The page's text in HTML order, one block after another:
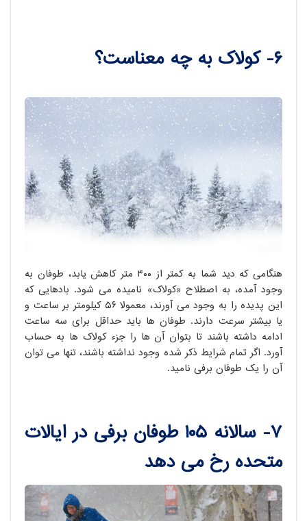
۶- کولاک به چه معناست؟
هنگامی که دید شما به کمتر از ۴۰۰ متر کاهش یابد، طوفان به
وجود آمده، به اصطلاح «کولاک» نامیده می شود. بادهایی که
این پدیده را به وجود می آورند، معمولا ۵۶ کیلومتر بر ساعت و
یا بیشتر سرعت دارند. طوفان ها باید حداقل برای سه ساعت
ادامه داشته باشند تا بتوان آن ها را جزء کولاک ها به حساب
آورد. اگر تمام شرایط ذکر شده وجود نداشته باشند، تنها می توان
آن را یک طوفان برفی نامید.
۷- سالانه ۱۰۵ طوفان برفی در ایالات
متحده رخ می دهد